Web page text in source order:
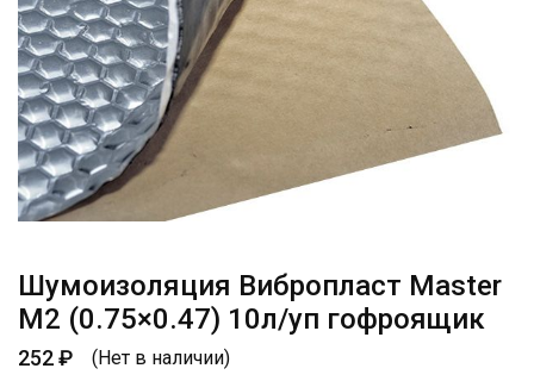
Шумоизоляция Вибропласт Master
М2 (0.75×0.47) 10л/уп гофроящик
252₽ (Нет в наличии)